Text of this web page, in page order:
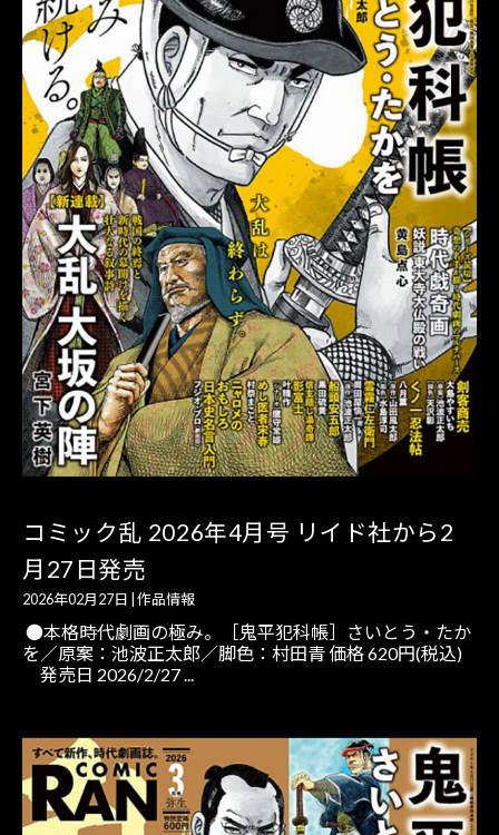
コミック乱 2026年4月号 リイド社から2
月27日発売
2026年02月27日 作品情報
●本格時代劇画の極み。［鬼平犯科帳］さいとう・たか
を／原案：池波正太郎／脚色：村田青 価格 620円(税込)
発売日 2026/2/27 ...